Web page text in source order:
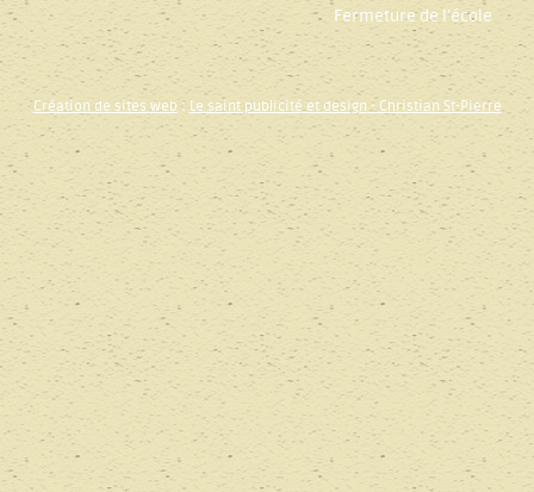
Fermeture de l’école
Création de sites web : Le saint publicité et design - Christian St-Pierre